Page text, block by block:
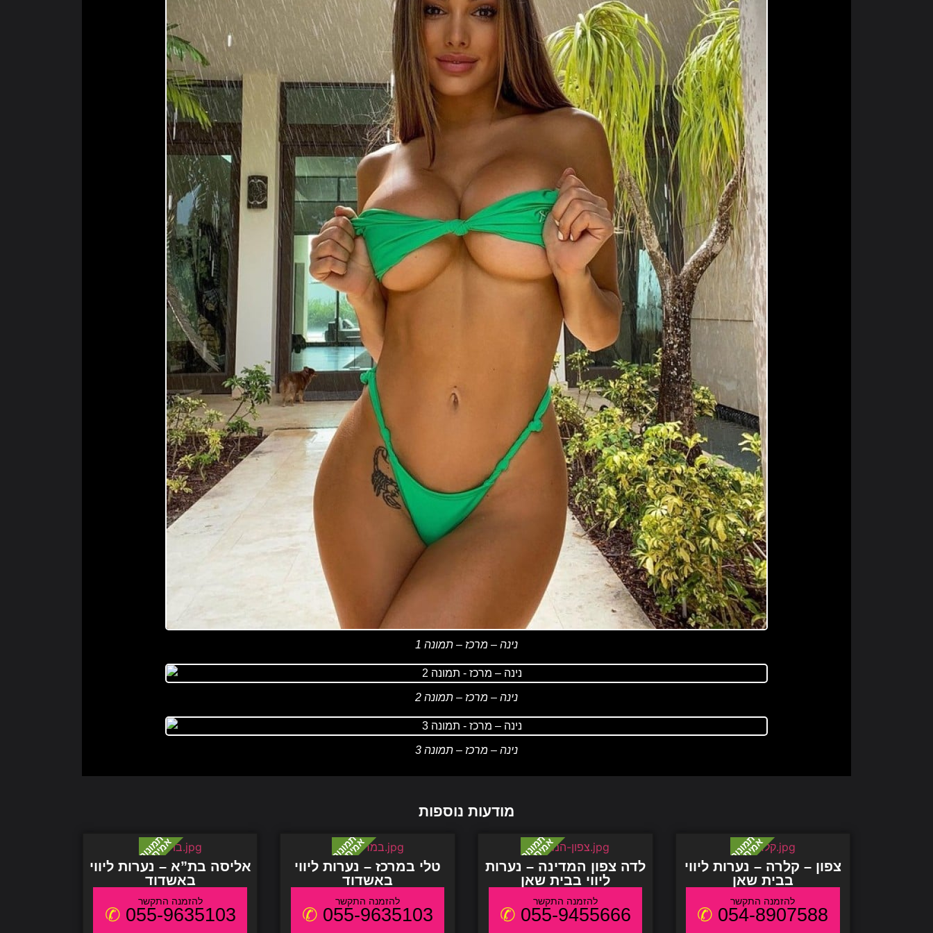
נינה – מרכז – תמונה 1
נינה – מרכז – תמונה 2
נינה – מרכז – תמונה 3
מודעות נוספות
אליסה בת”א – נערות ליווי
באשדוד
055-9635103
טלי במרכז – נערות ליווי
באשדוד
055-9635103
לדה צפון המדינה – נערות
ליווי בבית שאן
055-9455666
צפון – קלרה – נערות ליווי
בבית שאן
054-8907588